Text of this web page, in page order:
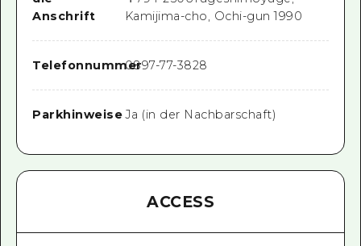
Anschrift
Kamijima-cho, Ochi-gun 1990
Telefonnummer0897-77-3828
ParkhinweiseJa (in der Nachbarschaft)
ACCESS